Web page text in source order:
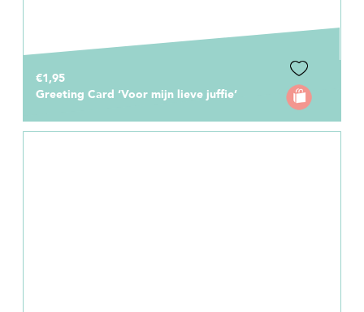
€1,95
Greeting Card ‘Voor mijn lieve juffie’